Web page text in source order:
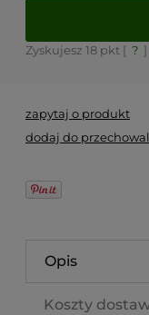
Zyskujesz 18 pkt [ ? ]
zapytaj o produkt
dodaj do
Opis
Koszty